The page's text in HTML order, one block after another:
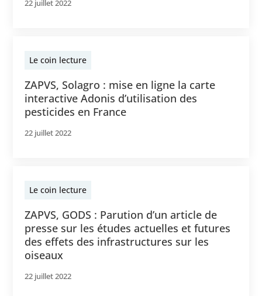
22 juillet 2022
Le coin lecture
ZAPVS, Solagro : mise en ligne la carte
interactive Adonis d’utilisation des
pesticides en France
22 juillet 2022
Le coin lecture
ZAPVS, GODS : Parution d’un article de
presse sur les études actuelles et futures
des effets des infrastructures sur les
oiseaux
22 juillet 2022